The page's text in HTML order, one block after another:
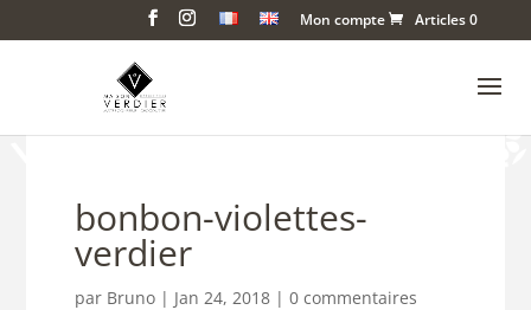
Mon compte Articles 0
bonbon-violettes-
verdier
par Bruno| Jan 24, 2018| 0 commentaires